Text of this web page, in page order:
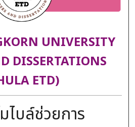
UNIVERSITY
DISSERTATIONS
ETD)
ไบล์ช่วยการ